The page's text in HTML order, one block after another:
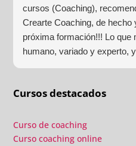
cursos (Coaching),
Crearte Coaching, de hecho
próxima formación!!! Lo que
humano, variado y experto,
añadido con multitud de
gran liderazgo de Beatriz
Cursos destacados
Curso de coaching
Curso coaching online